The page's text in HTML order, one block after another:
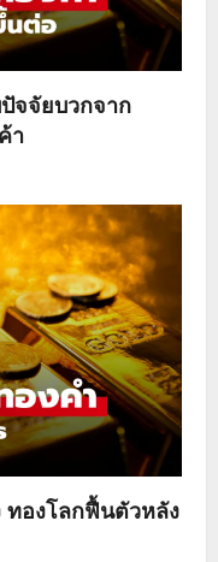
จจัยบวกจาก
า
ทองโลกฟื้นตัวหลัง